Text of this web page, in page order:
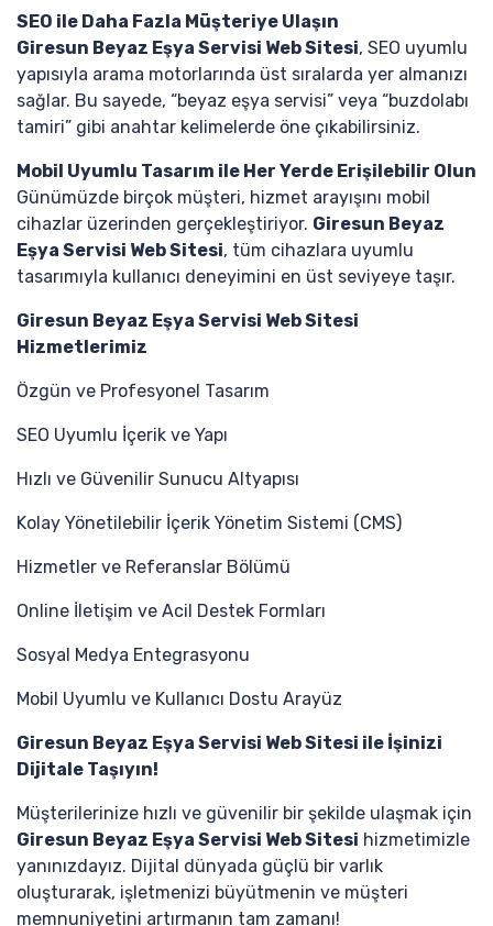
SEO ile Daha Fazla Müşteriye Ulaşın
Giresun Beyaz Eşya Servisi Web Sitesi, SEO uyumlu
yapısıyla arama motorlarında üst sıralarda yer almanızı
sağlar. Bu sayede, “beyaz eşya servisi” veya “buzdolabı
tamiri” gibi anahtar kelimelerde öne çıkabilirsiniz.
Mobil Uyumlu Tasarım ile Her Yerde Erişilebilir Olun
Günümüzde birçok müşteri, hizmet arayışını mobil
cihazlar üzerinden gerçekleştiriyor. Giresun Beyaz
Eşya Servisi Web Sitesi, tüm cihazlara uyumlu
tasarımıyla kullanıcı deneyimini en üst seviyeye taşır.
Giresun Beyaz Eşya Servisi Web Sitesi
Hizmetlerimiz
Özgün ve Profesyonel Tasarım
SEO Uyumlu İçerik ve Yapı
Hızlı ve Güvenilir Sunucu Altyapısı
Kolay Yönetilebilir İçerik Yönetim Sistemi (CMS)
Hizmetler ve Referanslar Bölümü
Online İletişim ve Acil Destek Formları
Sosyal Medya Entegrasyonu
Mobil Uyumlu ve Kullanıcı Dostu Arayüz
Giresun Beyaz Eşya Servisi Web Sitesi ile İşinizi
Dijitale Taşıyın!
Müşterilerinize hızlı ve güvenilir bir şekilde ulaşmak için
Giresun Beyaz Eşya Servisi Web Sitesi hizmetimizle
yanınızdayız. Dijital dünyada güçlü bir varlık
oluşturarak, işletmenizi büyütmenin ve müşteri
memnuniyetini artırmanın tam zamanı!